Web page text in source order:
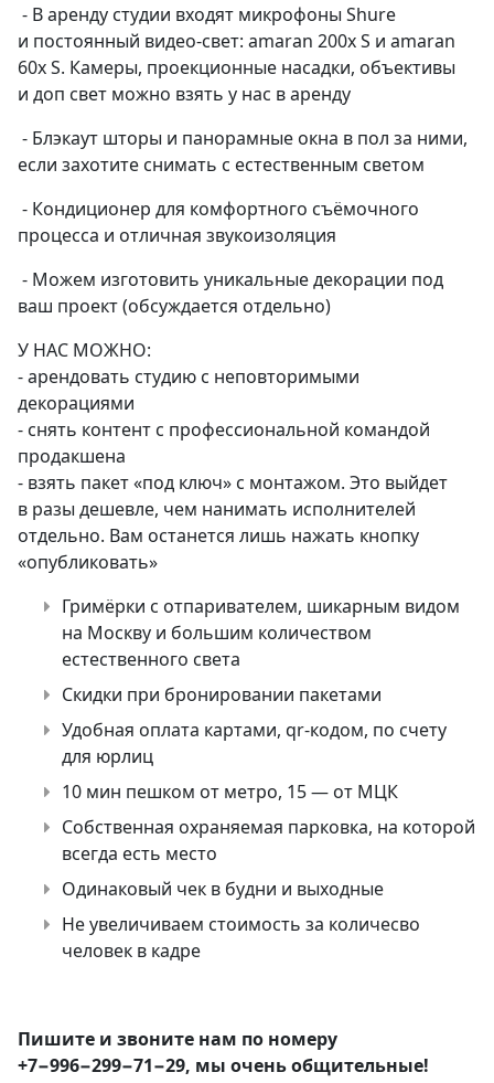
- В аренду студии входят микрофоны Shure
и постоянный видео-свет: amaran 200x S и amaran
60x S. Камеры, проекционные насадки, объективы
и доп свет можно взять у нас в аренду
- Блэкаут шторы и панорамные окна в пол за ними,
если захотите снимать с естественным светом
- Кондиционер для комфортного съёмочного
процесса и отличная звукоизоляция
- Можем изготовить уникальные декорации под
ваш проект (обсуждается отдельно)
У НАС МОЖНО:
- арендовать студию с неповторимыми
декорациями
- снять контент с профессиональной командой
продакшена
- взять пакет «под ключ» с монтажом. Это выйдет
в разы дешевле, чем нанимать исполнителей
отдельно. Вам останется лишь нажать кнопку
«опубликовать»
Гримёрки с отпаривателем, шикарным видом
на Москву и большим количеством
естественного света
Скидки при бронировании пакетами
Удобная оплата картами, qr-кодом, по счету
для юрлиц
10 мин пешком от метро, 15 — от МЦК
Собственная охраняемая парковка, на которой
всегда есть место
Одинаковый чек в будни и выходные
Не увеличиваем стоимость за количесво
человек в кадре
Пишите и звоните нам по номеру
+7−996−299−71−29, мы очень общительные!